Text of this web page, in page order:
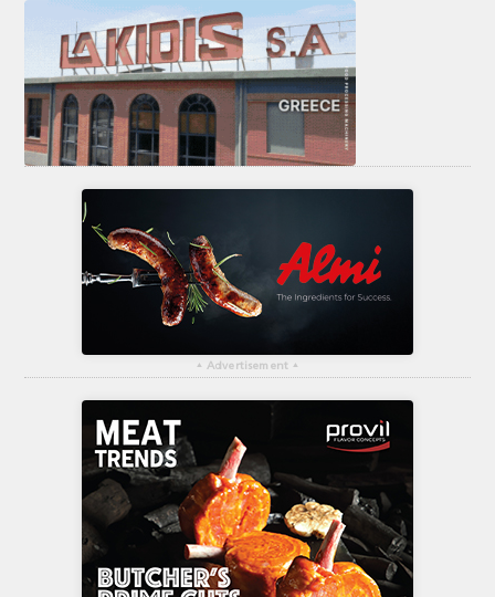
▴ Advertisement ▴